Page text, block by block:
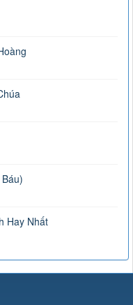
Hay Nhất